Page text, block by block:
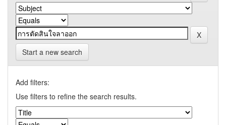
Start a new search
Add filters:
Use filters to refine the search results.